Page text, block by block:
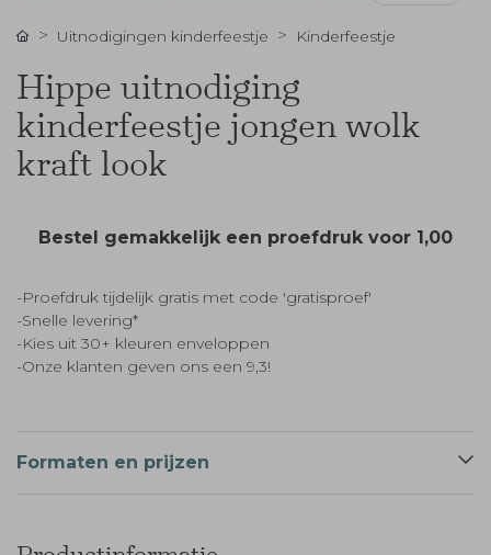
Uitnodigingen kinderfeestje Kinderfeestje
Hippe uitnodiging
kinderfeestje jongen wolk
kraft look
Bestel gemakkelijk een proefdruk voor 1,00
-Proefdruk tijdelijk gratis met code 'gratisproef'
-Snelle levering*
-Kies uit 30+ kleuren enveloppen
-Onze klanten geven ons een 9,3!
Formaten en prijzen